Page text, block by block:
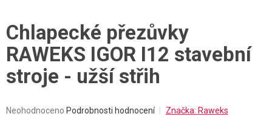
Chlapecké přezůvky
RAWEKS IGOR I12 stavební
stroje - užší střih
Průměrné
Neohodnoceno Podrobnosti hodnocení Značka: Raweks